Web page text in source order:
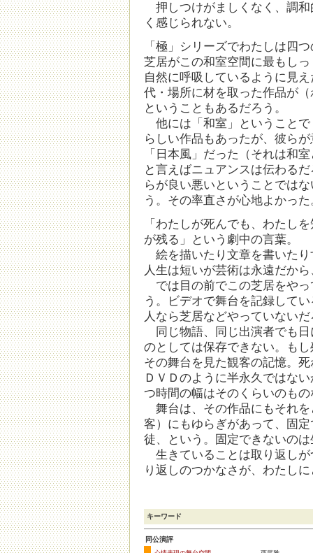
押しつけがましくなく、調
く感じられない。
「極」シリーズでわたしは四
芝居がこの和室空間に最もし
自然に呼吸しているように見
代・場所に材を取った作品が
ということもあるだろう。
他には「和室」ということ
らしい作品もあったが、彼ら
「日本風」だった（それは和
と言えばニュアンスは伝わる
らが良い悪いということでは
う。その率直さが心地よかった
「わたしが死んでも、わたし
が残る」という劇中の言葉。
絵を描いたり文章を書いた
人生は短いが芸術は永遠だか
では目の前でこの芝居をや
う。ビデオで舞台を記録して
人なら芝居などやっていない
同じ物語、同じ出演者でも
のとしては保存できない。も
その舞台を見た観客の記憶。
ＤＶＤのように半永久ではな
つ時間の幅はそのくらいのも
舞台は、その作品にもそれ
客）にもゆらぎがあって、固
徒、という。固定できないの
生きていることは取り返し
り返しのつかなさが、わたし
キーワード
同公演評